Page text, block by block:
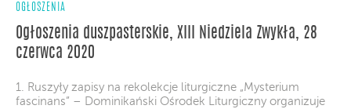
OGŁOSZENIA
Ogłoszenia duszpasterskie, XIII Niedziela Zwykła, 28
czerwca 2020
1. Ruszyły zapisy na rekolekcje liturgiczne „Mysterium
fascinans” – Dominikański Ośrodek Liturgiczny organizuje